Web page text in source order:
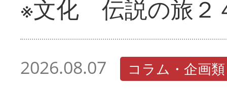
※文化 伝説の旅２
2026.08.07 コラム・企画類